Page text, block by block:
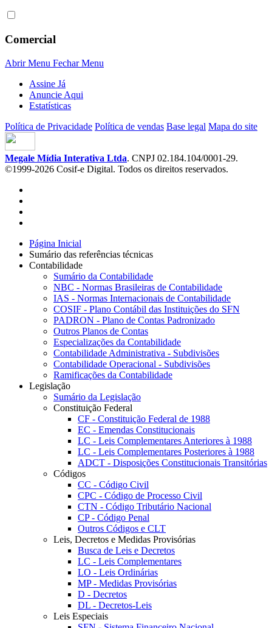
Comercial
Abrir Menu Fechar Menu
Assine Já
Anuncie Aqui
Estatísticas
Política de Privacidade Política de vendas Base legal Mapa do site
Megale Mídia Interativa Ltda. CNPJ 02.184.104/0001-29.
©1999-2026 Cosif-e Digital. Todos os direitos reservados.
Página Inicial
Sumário das referências técnicas
Contabilidade
Sumário da Contabilidade
NBC - Normas Brasileiras de Contabilidade
IAS - Normas Internacionais de Contabilidade
COSIF - Plano Contábil das Instituições do SFN
PADRON - Plano de Contas Padronizado
Outros Planos de Contas
Especializações da Contabilidade
Contabilidade Administrativa - Subdivisões
Contabilidade Operacional - Subdivisões
Ramificações da Contabilidade
Legislação
Sumário da Legislação
Constituição Federal
CF - Constituição Federal de 1988
EC - Emendas Constitucionais
LC - Leis Complementares Anteriores à 1988
LC - Leis Complementares Posteriores à 1988
ADCT - Disposições Constitucionais Transitórias
Códigos
CC - Código Civil
CPC - Código de Processo Civil
CTN - Código Tributário Nacional
CP - Código Penal
Outros Códigos e CLT
Leis, Decretos e Medidas Provisórias
Busca de Leis e Decretos
LC - Leis Complementares
LO - Leis Ordinárias
MP - Medidas Provisórias
D - Decretos
DL - Decretos-Leis
Leis Especiais